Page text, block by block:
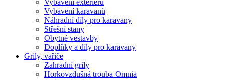
Vybavení exteriéru
Vybavení karavanů
Náhradní díly pro karavany
Střešní stany
Obytné vestavby
Doplňky a díly pro karavany
Grily, vařiče
Zahradní grily
Horkovzdušná trouba Omnia